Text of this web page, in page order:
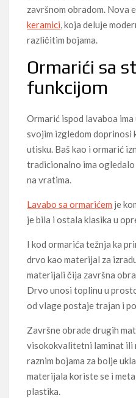
završnom obradom. Nova
keramici, koja deluje
različitim bojama.
Ormarići sa
funkcijom
Ormarić ispod lavaboa
svojim izgledom doprinosi
utisku. Baš kao i ormarić
tradicionalno ima
na vratima.
Lavabo sa ormarićem je
je bila i ostala klasika u
I kod ormarića težnja ka
drvo kao materijal za
materijali čija završna
Drvo unosi toplinu u
od vlage postaje trajan i
Završne obrade drugih
visokokvalitetni laminat ili
raznim bojama za bolje
materijala koriste se i
plastika.